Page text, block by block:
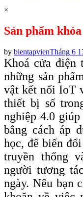
×
Sản phẩm
by bientapvienPosted
on
Tháng 6
Khoá cửa điện
những sản
vật kết nối IoT
thiết bị số
nghiệp 4.0
bằng cách áp
học, để biến
truyền thống
người tương
ngày. Nếu bạn